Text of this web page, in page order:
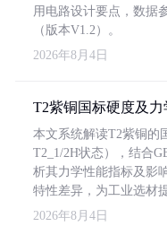
用电路设计要点，数据
（版本V1.2）。
2026年8月4日
T2紫铜国标硬度及
本文系统解读T2紫铜的
T2_1/2H状态），结合
析其力学性能指标及影
特性差异，为工业选材
2026年8月4日